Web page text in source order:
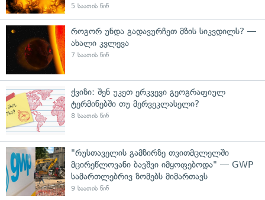
5 საათის წინ
როგორ უნდა გადავურჩეთ მზის სიკვდილს? —
ახალი კვლევა
7 საათის წინ
ქვიზი: შენ უკეთ ერკვევი გეოგრაფიულ
ტერმინებში თუ მერვეკლასელი?
8 საათის წინ
"რუსთაველის გამზირზე თვითმცლელში
მცირეწლოვანი ბავშვი იმყოფებოდა" — GWP
სამართლებრივ ზომებს მიმართავს
9 საათის წინ